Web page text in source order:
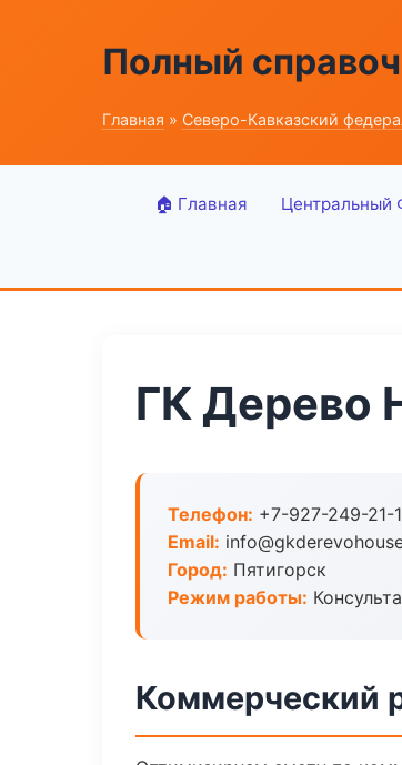
Полный
Главная » Северо-Кавказский
🏠 Главная Центральный
ГК Дерево
Телефон: +7-927-249-21-
Email:
Город: Пятигорск
Режим работы:
Коммерческий